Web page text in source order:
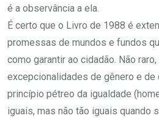
é a observância a ela.
É certo que o Livro de 1988 é
promessas de mundos e fundos
como garantir ao cidadão. Não
excepcionalidades de gênero e de
princípio pétreo da igualdade
iguais, mas não tão iguais quando